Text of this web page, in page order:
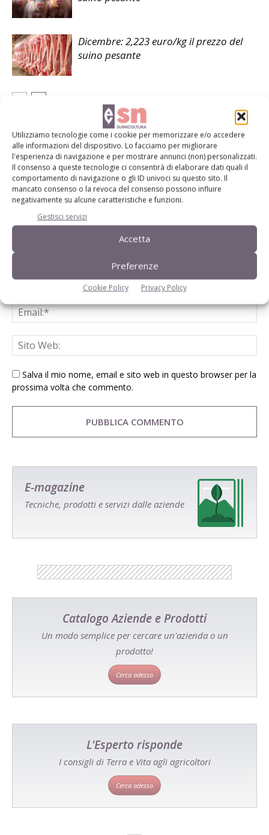
Utilizziamo tecnologie come i cookie per memorizzare e/o accedere
alle informazioni del dispositivo. Lo facciamo per migliorare
l'esperienza di navigazione e per mostrare annunci (non) personalizzati.
Il consenso a queste tecnologie ci consentirà di elaborare dati quali il
comportamento di navigazione o gli ID univoci su questo sito. Il
mancato consenso o la revoca del consenso possono influire
negativamente su alcune caratteristiche e funzioni.
Gestisci servizi
Accetta
Preferenze
Cookie Policy Privacy Policy
Dicembre: 2,223 euro/kg il prezzo del
suino pesante
LASCIA UN COMMENTO
Salva il mio nome, email e sito web in questo browser per la
prossima volta che commento.
E-magazine
Tecniche, prodotti e servizi dalle aziende
Catalogo Aziende e Prodotti
Un modo semplice per cercare un'azienda o un
prodotto!
Cerca adesso
L'Esperto risponde
I consigli di Terra e Vita agli agricoltori
Cerca adesso